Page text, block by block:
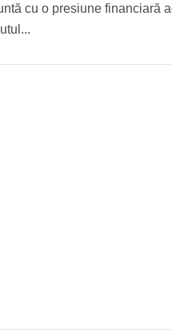
cu o presiune financiară